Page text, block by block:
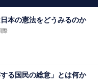
本の憲法をどうみるのか
際
する国民の総意」とは何か